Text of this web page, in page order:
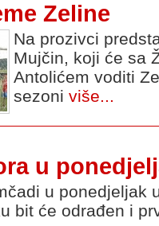
Zeline
Na prozivci
Mujčin, koji će sa
Antolićem voditi
sezoni više...
u
u ponedjeljak
bit će odrađen i